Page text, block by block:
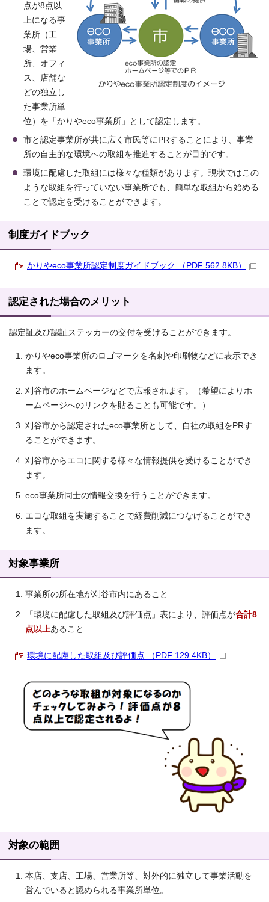
点が8点以
上になる事
業所（工
場、営業
所、オフィ
ス、店舗な
どの独立し
た事業所単
位）を「かりやeco事業所」として認定します。
市と認定事業所が共に広く市民等にPRすることにより、事業
所の自主的な環境への取組を推進することが目的です。
環境に配慮した取組には様々な種類があります。現状ではこの
ような取組を行っていない事業所でも、簡単な取組から始める
ことで認定を受けることができます。
制度ガイドブック
かりやeco事業所認定制度ガイドブック （PDF 562.8KB）
認定された場合のメリット
認定証及び認証ステッカーの交付を受けることができます。
かりやeco事業所のロゴマークを名刺や印刷物などに表示でき
ます。
刈谷市のホームページなどで広報されます。（希望によりホ
ームページへのリンクを貼ることも可能です。）
刈谷市から認定されたeco事業所として、自社の取組をPRす
ることができます。
刈谷市からエコに関する様々な情報提供を受けることができ
ます。
eco事業所同士の情報交換を行うことができます。
エコな取組を実施することで経費削減につなげることができ
ます。
対象事業所
事業所の所在地が刈谷市内にあること
「環境に配慮した取組及び評価点」表により、評価点が合計8
点以上あること
環境に配慮した取組及び評価点 （PDF 129.4KB）
対象の範囲
本店、支店、工場、営業所等、対外的に独立して事業活動を
営んでいると認められる事業所単位。